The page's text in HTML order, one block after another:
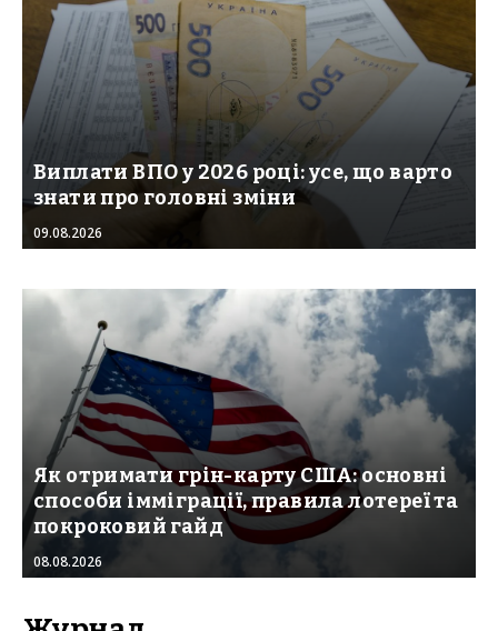
Виплати ВПО у 2026 році: усе, що варто
знати про головні зміни
09.08.2026
Як отримати грін-карту США: основні
способи імміграції, правила лотереї та
покроковий гайд
08.08.2026